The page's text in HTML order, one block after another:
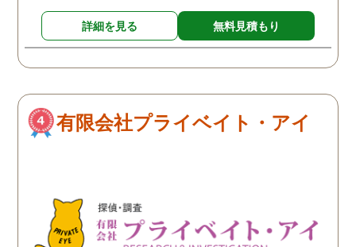
時は依頼せずに話だけ聞
て帰ったのですが、それ
ら数日、浮気をしている
もと思って旦那の様子を
思える事がいくつも出て
たので、次の週もう一度
することができたのも良
ったです。 調査中も旦
詳細を見る 無料見積もり
有限会社プライベイト・アイ